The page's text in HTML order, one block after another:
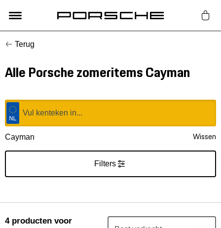
Lifestyle
Auto Accessoires
Classic
Nieuw
Mijn account
Terug
Alle Porsche zomeritems Cayman
Cayman Wissen
Filters
4producten voor